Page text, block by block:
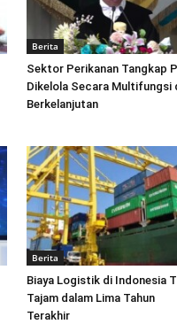
Berita
Sektor Perikanan Tangkap
Dikelola Secara Multifungsi
Berkelanjutan
Berita
Biaya Logistik di Indonesia
Tajam dalam Lima Tahun
Terakhir